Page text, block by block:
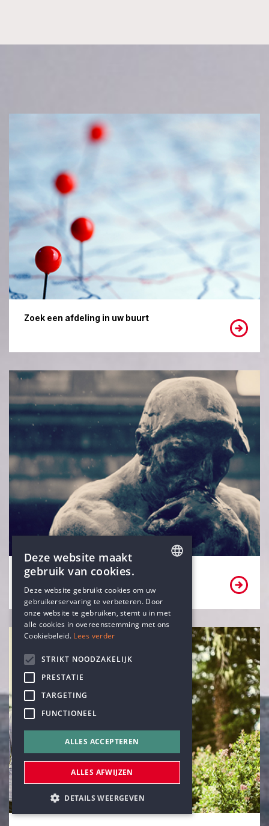
Zoek een afdeling in uw buurt
Ben ik een vrijzinnig-humanist?
DUTCH
Deze website maakt
gebruik van cookies.
Deze website gebruikt cookies om uw
gebruikerservaring te verbeteren. Door
onze website te gebruiken, stemt u in met
alle cookies in overeenstemming met ons
Cookiebeleid. Lees verder
STRIKT NOODZAKELIJK
PRESTATIE
TARGETING
FUNCTIONEEL
ALLES ACCEPTEREN
ALLES AFWIJZEN
DETAILS WEERGEVEN